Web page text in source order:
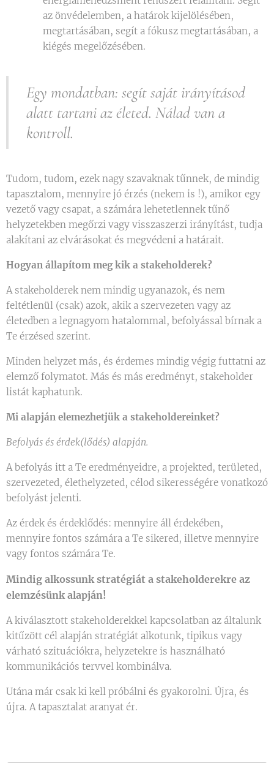
az önvédelemben, a határok kijelölésében,
megtartásában, segít a fókusz megtartásában, a
kiégés megelőzésében.
Egy mondatban: segít saját irányításod
alatt tartani az életed. Nálad van a
kontroll.
Tudom, tudom, ezek nagy szavaknak tűnnek, de mindig
tapasztalom, mennyire jó érzés (nekem is !), amikor egy
vezető vagy csapat, a számára lehetetlennek tűnő
helyzetekben megőrzi vagy visszaszerzi irányítást, tudja
alakítani az elvárásokat és megvédeni a határait.
Hogyan állapítom meg kik a stakeholderek?
A stakeholderek nem mindig ugyanazok, és nem
feltétlenül (csak) azok, akik a szervezeten vagy az
életedben a legnagyom hatalommal, befolyással bírnak a
Te érzésed szerint.
Minden helyzet más, és érdemes mindig végig futtatni az
elemző folymatot. Más és más eredményt, stakeholder
listát kaphatunk.
Mi alapján elemezhetjük a stakeholdereinket?
Befolyás és érdek(lődés) alapján.
A befolyás itt a Te eredményeidre, a projekted, területed,
szervezeted, élethelyzeted, célod sikerességére vonatkozó
befolyást jelenti.
Az érdek és érdeklődés: mennyire áll érdekében,
mennyire fontos számára a Te sikered, illetve mennyire
vagy fontos számára Te.
Mindig alkossunk stratégiát a stakeholderekre az
elemzésünk alapján!
A kiválasztott stakeholderekkel kapcsolatban az általunk
kitűzött cél alapján stratégiát alkotunk, tipikus vagy
várható szituációkra, helyzetekre is használható
kommunikációs tervvel kombinálva.
Utána már csak ki kell próbálni és gyakorolni. Újra, és
újra. A tapasztalat aranyat ér. 🙂